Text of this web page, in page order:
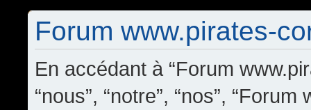
Forum www.pirates-
En accédant à “Forum
“nous”, “notre”, “nos”,